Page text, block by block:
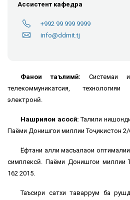
Ассистент кафедра
+992 99 999 9999
info@ddmit.tj
Фанҳои таълимӣ: Системаи
телекоммуникатсия,
электронӣ.
Нашрияҳои асосӣ:Таҳлили
Паёми Донишгоҳи миллии Тоҷикистон 2/
Ёфтани ҳалли масъалаҳои
симплексӣ. Паёми Донишгоҳи миллии
162 2015.
Таъсири сатхи таваррум ба